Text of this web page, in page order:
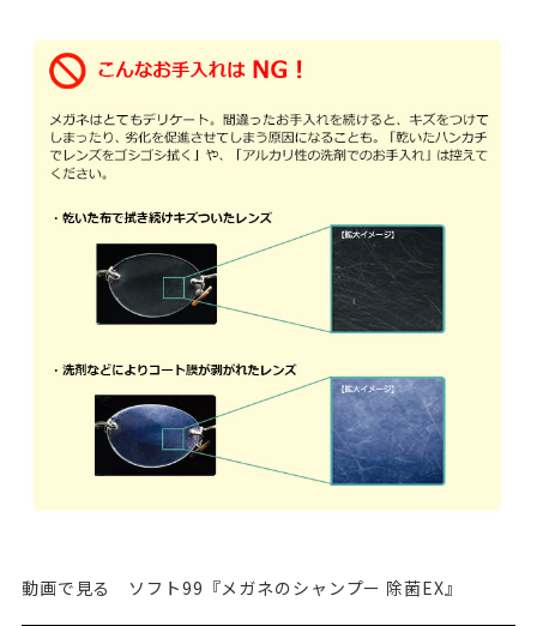
動画で見る ソフト99『メガネのシャンプー 除菌EX』